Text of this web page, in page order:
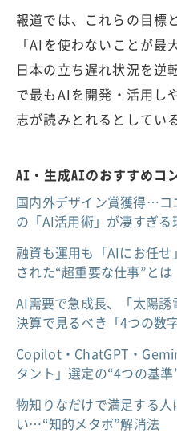
報道では、これらの目標
「AIを使わないことが
日本の立ち遅れ状況を逆
で最もAIを開発・活用し
志が読みとれるとしている
AI・生成AIのおすすめコ
国内外デザイン賞獲得…コ
の「AI活用術」が凄すぎる
融資も運用も「AIにお任
された“超重要な仕事”とは
AI需要で急成長、「太陽
決算で見るべき「4つの数字
Copilot・ChatGPT・
タント」選定の“4つの基準
物知りなだけで満足する
い…“知的メタボ”解消法